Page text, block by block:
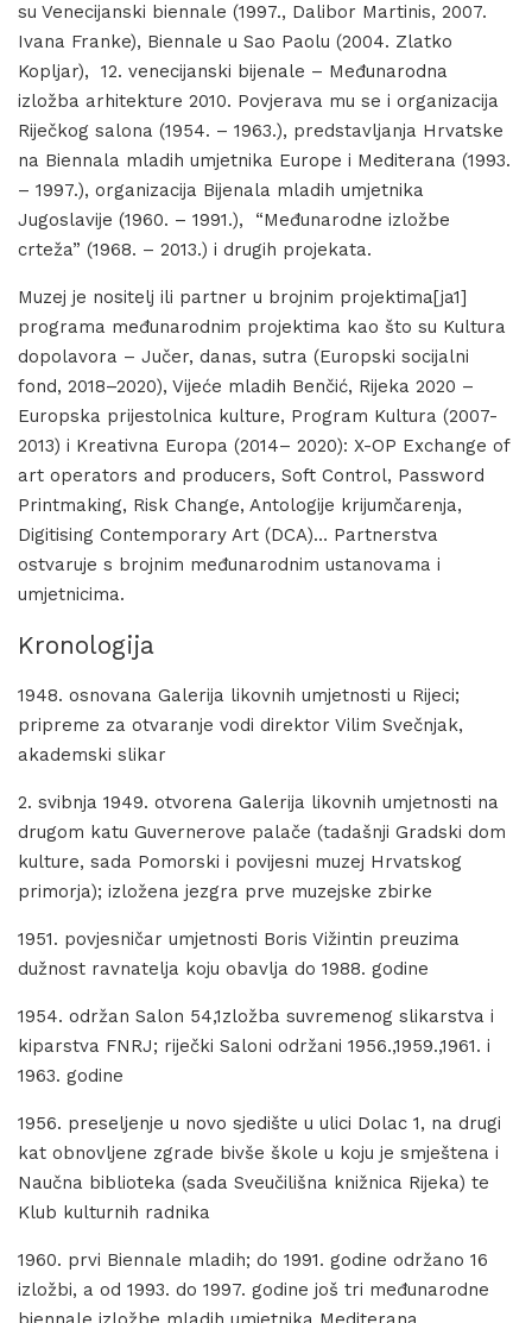
su Venecijanski biennale (1997., Dalibor Martinis, 2007.
Ivana Franke), Biennale u Sao Paolu (2004. Zlatko
Kopljar), 12. venecijanski bijenale – Međunarodna
izložba arhitekture 2010. Povjerava mu se i organizacija
Riječkog salona (1954. – 1963.), predstavljanja Hrvatske
na Biennala mladih umjetnika Europe i Mediterana (1993.
– 1997.), organizacija Bijenala mladih umjetnika
Jugoslavije (1960. – 1991.), “Međunarodne izložbe
crteža” (1968. – 2013.) i drugih projekata.
Muzej je nositelj ili partner u brojnim projektima[ja1]
programa međunarodnim projektima kao što su Kultura
dopolavora – Jučer, danas, sutra (Europski socijalni
fond, 2018–2020), Vijeće mladih Benčić, Rijeka 2020 –
Europska prijestolnica kulture, Program Kultura (2007-
2013) i Kreativna Europa (2014– 2020): X-OP Exchange of
art operators and producers, Soft Control, Password
Printmaking, Risk Change, Antologije krijumčarenja,
Digitising Contemporary Art (DCA)… Partnerstva
ostvaruje s brojnim međunarodnim ustanovama i
umjetnicima.
Kronologija
1948. osnovana Galerija likovnih umjetnosti u Rijeci;
pripreme za otvaranje vodi direktor Vilim Svečnjak,
akademski slikar
2. svibnja 1949. otvorena Galerija likovnih umjetnosti na
drugom katu Guvernerove palače (tadašnji Gradski dom
kulture, sada Pomorski i povijesni muzej Hrvatskog
primorja); izložena jezgra prve muzejske zbirke
1951. povjesničar umjetnosti Boris Vižintin preuzima
dužnost ravnatelja koju obavlja do 1988. godine
1954. održan Salon 54,1zložba suvremenog slikarstva i
kiparstva FNRJ; riječki Saloni održani 1956.,1959.,1961. i
1963. godine
1956. preseljenje u novo sjedište u ulici Dolac 1, na drugi
kat obnovljene zgrade bivše škole u koju je smještena i
Naučna biblioteka (sada Sveučilišna knižnica Rijeka) te
Klub kulturnih radnika
1960. prvi Biennale mladih; do 1991. godine održano 16
izložbi, a od 1993. do 1997. godine još tri međunarodne